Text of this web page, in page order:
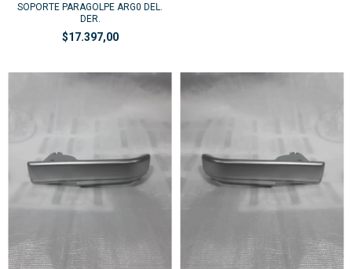
SOPORTE PARAGOLPE ARG0 DEL.
DER.
$17.397,00